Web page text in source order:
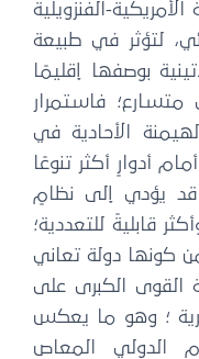
الفنزويلية
لتؤثر في طبيعة
بوصفها إقليمًا
فاستمرار
الأحادية في
أدوارٍ أكثر تنوعًا
قد يؤدي إلى نظامٍ
قابليةً للتعددية؛
كونها دولة تعاني
القوى الكبرى على
؛ وهو ما يعكس
الدولي المعاص